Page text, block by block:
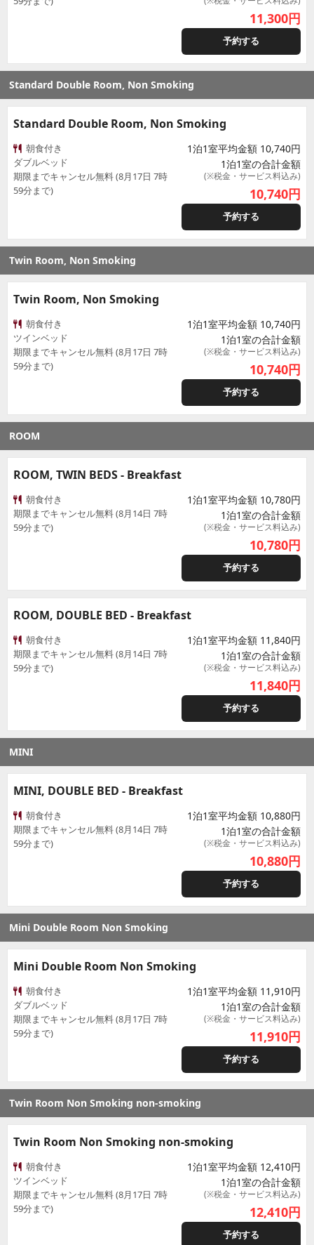
11,300円
予約する
Standard Double Room, Non Smoking
Standard Double Room, Non Smoking
朝食付き
ダブルベッド
期限までキャンセル無料 (8月17日 7時
59分まで)
1泊1室平均金額 10,740円
1泊1室の合計金額
(※税金・サービス料込み)
10,740円
予約する
Twin Room, Non Smoking
Twin Room, Non Smoking
朝食付き
ツインベッド
期限までキャンセル無料 (8月17日 7時
59分まで)
1泊1室平均金額 10,740円
1泊1室の合計金額
(※税金・サービス料込み)
10,740円
予約する
ROOM
ROOM, TWIN BEDS - Breakfast
朝食付き
期限までキャンセル無料 (8月14日 7時
59分まで)
1泊1室平均金額 10,780円
1泊1室の合計金額
(※税金・サービス料込み)
10,780円
予約する
ROOM, DOUBLE BED - Breakfast
朝食付き
期限までキャンセル無料 (8月14日 7時
59分まで)
1泊1室平均金額 11,840円
1泊1室の合計金額
(※税金・サービス料込み)
11,840円
予約する
MINI
MINI, DOUBLE BED - Breakfast
朝食付き
期限までキャンセル無料 (8月14日 7時
59分まで)
1泊1室平均金額 10,880円
1泊1室の合計金額
(※税金・サービス料込み)
10,880円
予約する
Mini Double Room Non Smoking
Mini Double Room Non Smoking
朝食付き
ダブルベッド
期限までキャンセル無料 (8月17日 7時
59分まで)
1泊1室平均金額 11,910円
1泊1室の合計金額
(※税金・サービス料込み)
11,910円
予約する
Twin Room Non Smoking non-smoking
Twin Room Non Smoking non-smoking
朝食付き
ツインベッド
期限までキャンセル無料 (8月17日 7時
59分まで)
1泊1室平均金額 12,410円
1泊1室の合計金額
(※税金・サービス料込み)
12,410円
予約する